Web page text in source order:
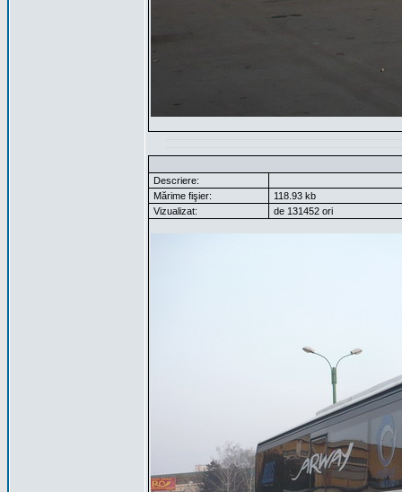
Descriere:
Mărime fişier:
118.93 kb
Vizualizat:
de 131452 ori